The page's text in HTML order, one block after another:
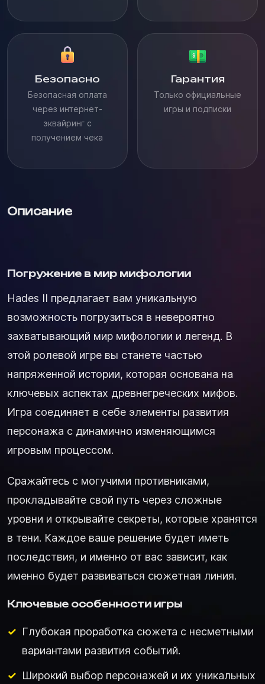
Безопасно
Безопасная оплата
через интернет-
эквайринг с
получением чека
Гарантия
Только официальные
игры и подписки
Описание
Погружение в мир мифологии
Hades II предлагает вам уникальную
возможность погрузиться в невероятно
захватывающий мир мифологии и легенд. В
этой ролевой игре вы станете частью
напряженной истории, которая основана на
ключевых аспектах древнегреческих мифов.
Игра соединяет в себе элементы развития
персонажа с динамично изменяющимся
игровым процессом.
Сражайтесь с могучими противниками,
прокладывайте свой путь через сложные
уровни и открывайте секреты, которые хранятся
в тени. Каждое ваше решение будет иметь
последствия, и именно от вас зависит, как
именно будет развиваться сюжетная линия.
Ключевые особенности игры
Глубокая проработка сюжета с несметными
вариантами развития событий.
Широкий выбор персонажей и их уникальных